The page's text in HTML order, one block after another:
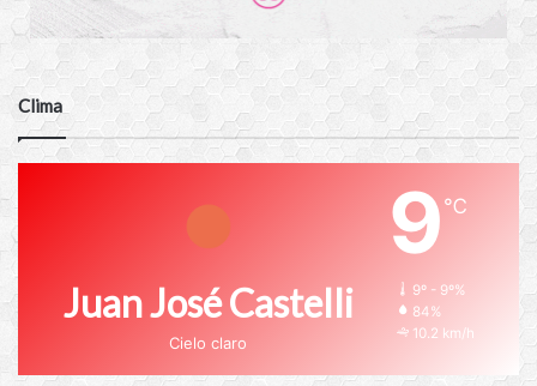
Clima
Juan José Castelli
Cielo claro
9 ℃
9º - 9º%
84%
10.2 km/h